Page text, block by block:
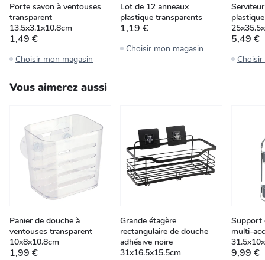
Porte savon à ventouses
transparent
13.5x3.1x10.8cm
1,49 €
Choisir mon magasin
Lot de 12 anneaux
plastique transparents
1,19 €
Choisir mon magasin
5,49 €
Vous aimerez aussi
Panier de douche à
ventouses transparent
10x8x10.8cm
1,99 €
Grande étagère
rectangulaire de douche
adhésive noire
31x16.5x15.5cm
Support
multi-
9,99 €